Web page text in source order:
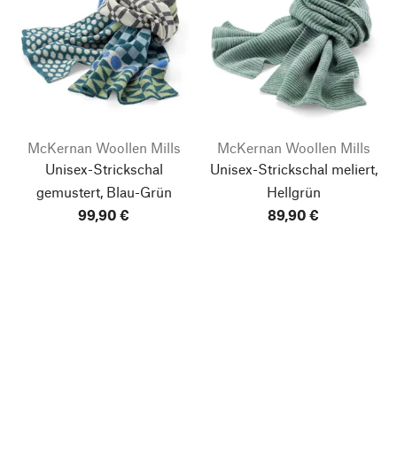
McKernan Woollen Mills
Unisex-Strickschal
gemustert, Blau-Grün
99,90 €
McKernan Woollen Mills
Unisex-Strickschal meliert,
Hellgrün
89,90 €